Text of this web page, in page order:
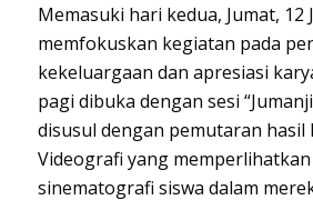
Memasuki hari kedua, Jumat, 12
memfokuskan kegiatan pada
kekeluargaan dan apresiasi
pagi dibuka dengan sesi
disusul dengan pemutaran hasil
Videografi yang
sinematografi siswa dalam